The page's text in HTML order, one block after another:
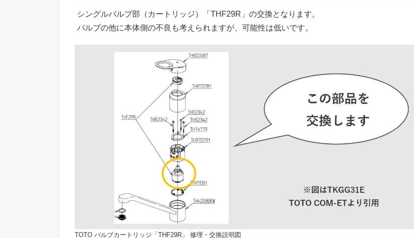
シングルバルブ部（カートリッジ）「THF29R」の交換となります。
バルブの他に本体側の不良も考えられますが、可能性は低いです。
TOTO バルブカートリッジ「THF29R」 修理・交換説明図